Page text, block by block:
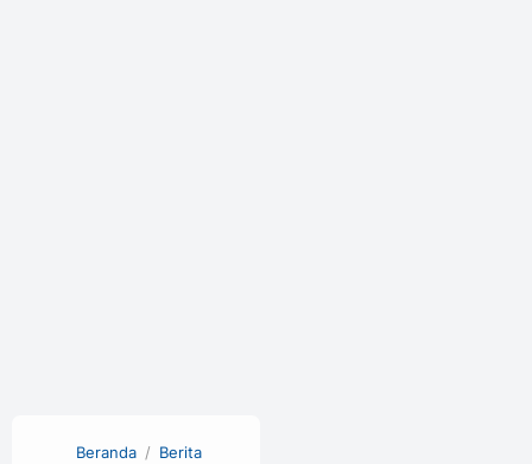
Beranda Berita